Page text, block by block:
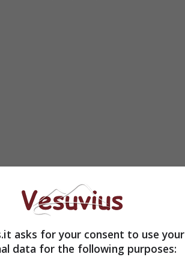
il cui contenuto non è stato resto
da un microcongegno
la busta ha riportato
stata immediatamente trasportata
da come è stato confermato, non
asks for your consent to use your
data for the following purposes: